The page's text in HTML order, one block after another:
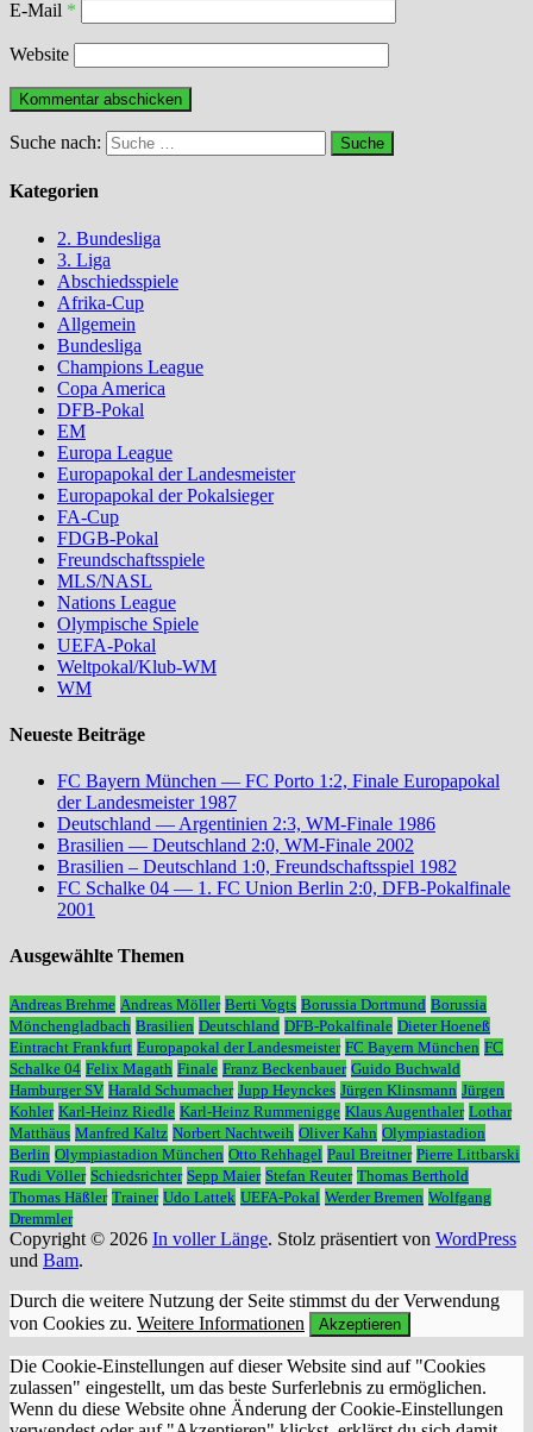
E-Mail *
Website
Suche nach:
Kategorien
2. Bundesliga
3. Liga
Abschiedsspiele
Afrika-Cup
Allgemein
Bundesliga
Champions League
Copa America
DFB-Pokal
EM
Europa League
Europapokal der Landesmeister
Europapokal der Pokalsieger
FA-Cup
FDGB-Pokal
Freundschaftsspiele
MLS/NASL
Nations League
Olympische Spiele
UEFA-Pokal
Weltpokal/Klub-WM
WM
Neueste Beiträge
FC Bayern München — FC Porto 1:2, Finale Europapokal
der Landesmeister 1987
Deutschland — Argentinien 2:3, WM-Finale 1986
Brasilien — Deutschland 2:0, WM-Finale 2002
Brasilien – Deutschland 1:0, Freundschaftsspiel 1982
FC Schalke 04 — 1. FC Union Berlin 2:0, DFB-Pokalfinale
2001
Ausgewählte Themen
Andreas Brehme Andreas Möller Berti Vogts Borussia Dortmund Borussia
Mönchengladbach Brasilien Deutschland DFB-Pokalfinale Dieter Hoeneß
Eintracht Frankfurt Europapokal der Landesmeister FC Bayern München FC
Schalke 04 Felix Magath Finale Franz Beckenbauer Guido Buchwald
Hamburger SV Harald Schumacher Jupp Heynckes Jürgen Klinsmann Jürgen
Kohler Karl-Heinz Riedle Karl-Heinz Rummenigge Klaus Augenthaler Lothar
Matthäus Manfred Kaltz Norbert Nachtweih Oliver Kahn Olympiastadion
Berlin Olympiastadion München Otto Rehhagel Paul Breitner Pierre Littbarski
Rudi Völler Schiedsrichter Sepp Maier Stefan Reuter Thomas Berthold
Thomas Häßler Trainer Udo Lattek UEFA-Pokal Werder Bremen Wolfgang
Dremmler
Copyright © 2026 In voller Länge. Stolz präsentiert von WordPress
und Bam.
Durch die weitere Nutzung der Seite stimmst du der Verwendung
von Cookies zu. Weitere Informationen Akzeptieren
Die Cookie-Einstellungen auf dieser Website sind auf "Cookies
zulassen" eingestellt, um das beste Surferlebnis zu ermöglichen.
Wenn du diese Website ohne Änderung der Cookie-Einstellungen